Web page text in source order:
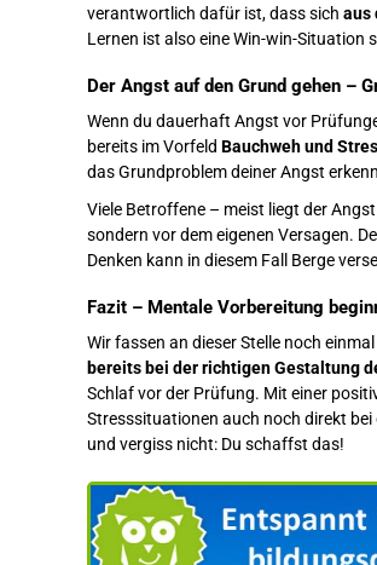
verantwortlich dafür ist, dass sich aus
Lernen ist also eine Win-win-Situation
Der Angst auf den Grund gehen –
Wenn du dauerhaft Angst vor
bereits im Vorfeld Bauchweh und
das Grundproblem deiner Angst
Viele Betroffene – meist liegt der Angst
sondern vor dem eigenen Versagen.
Denken kann in diesem Fall Berge
Fazit – Mentale Vorbereitung
Wir fassen an dieser Stelle noch
bereits bei der richtigen Gestaltung
Schlaf vor der Prüfung. Mit einer
Stresssituationen auch noch direkt
und vergiss nicht: Du schaffst das!